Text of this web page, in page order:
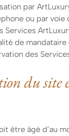
par
ou par voie
Services
de
des
du site
être âgé d’au